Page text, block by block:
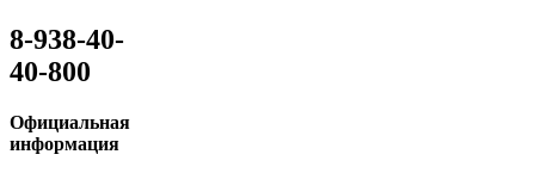
8-938-40-
40-800
Официальная
информация